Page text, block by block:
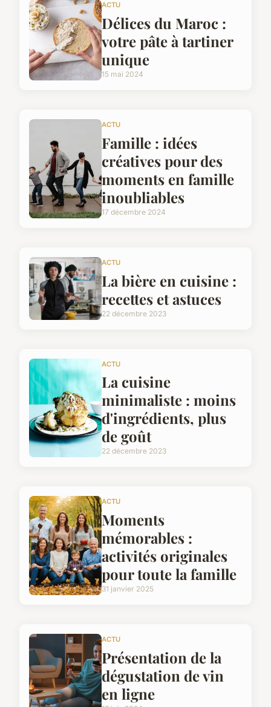
ACTU
Délices du Maroc :
votre pâte à tartiner
unique
15 mai 2024
ACTU
Famille : idées
créatives pour des
moments en famille
inoubliables
17 décembre 2024
ACTU
La bière en cuisine :
recettes et astuces
22 décembre 2023
ACTU
La cuisine
minimaliste : moins
d'ingrédients, plus
de goût
22 décembre 2023
ACTU
Moments
mémorables :
activités originales
pour toute la famille
31 janvier 2025
ACTU
Présentation de la
dégustation de vin
en ligne